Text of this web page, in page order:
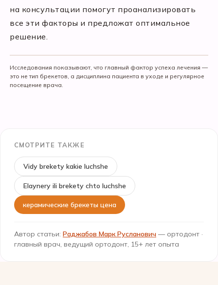
на консультации помогут проанализировать
все эти факторы и предложат оптимальное
решение.
Исследования показывают, что главный фактор успеха лечения —
это не тип брекетов, а дисциплина пациента в уходе и регулярное
посещение врача.
СМОТРИТЕ ТАКЖЕ
Vidy brekety kakie luchshe
Elaynery ili brekety chto luchshe
керамические брекеты цена
Автор статьи: Раджабов Марк Русланович — ортодонт ·
главный врач, ведущий ортодонт, 15+ лет опыта